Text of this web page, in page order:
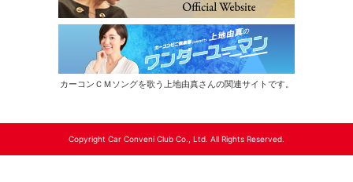
カーコンＣＭソングを歌う上地由真さんの関連サイトです。
Copyright Car Conveni Club Co., Ltd. All Rights Reserved.